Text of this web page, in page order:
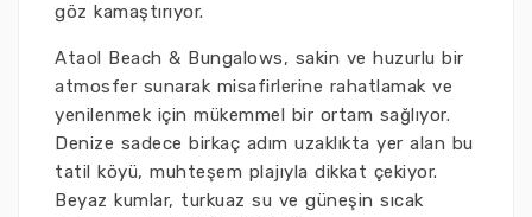
göz kamaştırıyor.
Ataol Beach & Bungalows, sakin ve huzurlu bir
atmosfer sunarak misafirlerine rahatlamak ve
yenilenmek için mükemmel bir ortam sağlıyor.
Denize sadece birkaç adım uzaklıkta yer alan bu
tatil köyü, muhteşem plajıyla dikkat çekiyor.
Beyaz kumlar, turkuaz su ve güneşin sıcak